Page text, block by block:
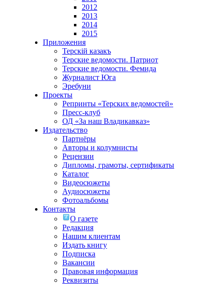
2012
2013
2014
2015
Приложения
Терскiй казакъ
Терские ведомости. Патриот
Терские ведомости. Фемида
Журналист Юга
Эребуни
Проекты
Репринты «Терских ведомостей»
Пресс-клуб
ОД «За наш Владикавказ»
Издательство
Партнёры
Авторы и колумнисты
Рецензии
Дипломы, грамоты, сертификаты
Каталог
Видеосюжеты
Аудиосюжеты
Фотоальбомы
Контакты
О газете
Редакция
Нашим клиентам
Издать книгу
Подписка
Вакансии
Правовая информация
Реквизиты